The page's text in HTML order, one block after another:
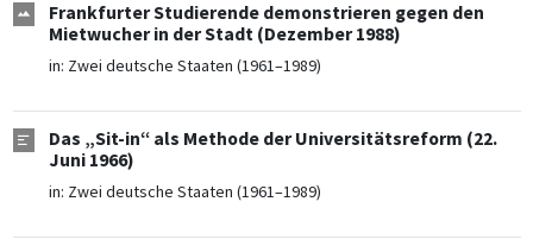
Frankfurter Studierende demonstrieren gegen den
Mietwucher in der Stadt (Dezember 1988)
in: Zwei deutsche Staaten (1961–1989)
Das „Sit-in“ als Methode der Universitätsreform (22.
Juni 1966)
in: Zwei deutsche Staaten (1961–1989)